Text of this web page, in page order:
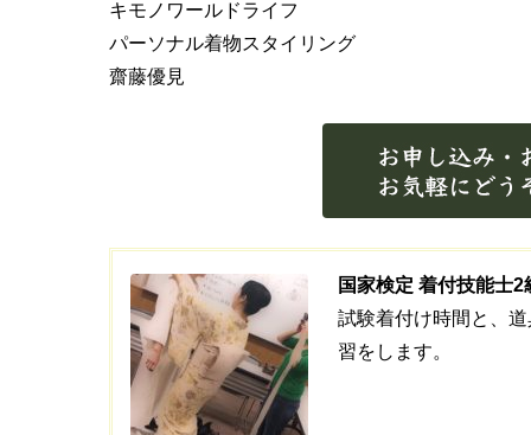
キモノワールドライフ
パーソナル着物スタイリング
齋藤優見
国家検定 着付技能士
試験着付け時間と、
習をします。